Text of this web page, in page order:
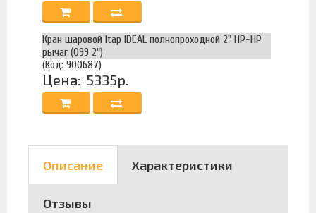
Кран шаровой Itap IDEAL полнопроходной 2" НР-НР
рычаг (099 2")
(Код: 900687)
Цена: 5335р.
Описание Характеристики
Отзывы